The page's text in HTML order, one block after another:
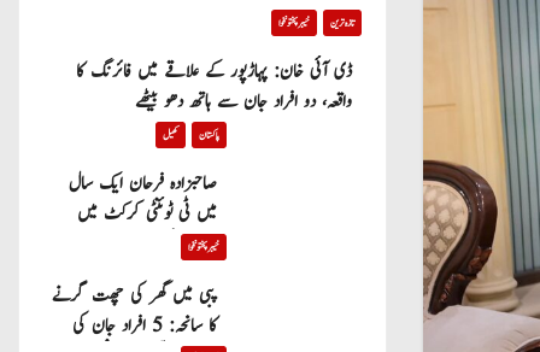
تازہ ترین خیبر پختونخوا
ڈی آئی خان: پہاڑپور کے علاقے میں فائرنگ کا
واقعہ، دو افراد جان سے ہاتھ دھو بیٹھے
پاکستان کھیل
صاحبزادہ فرحان ایک سال
میں ٹی ٹوئنٹی کرکٹ میں
100 چھکے لگانے والے پہلے
پاکستانی بیٹر بن گئے
خیبر پختونخوا
پبی میں گھر کی چھت گرنے
کا سانحہ: 5 افراد جان کی